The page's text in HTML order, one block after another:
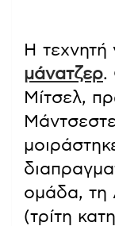
Η τεχνητή
μάνατζερ.
Μίτσελ,
ομάδα, τη
(τρίτη